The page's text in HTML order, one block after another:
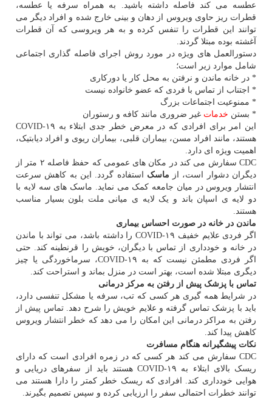
عطسه می کند فاصله داشته باشید. به همراه سرفه یا عطسه،
قطرات ریز حاوی ویروس از دهان و بینی خارج شده و افراد دیگر می
توانند این قطرات را تنفس کرده و به هر ویروسی که آن قطرات
آغشته بوده مبتلا گردند.
دستورالعمل های ویژه در مورد روش اجرای فاصله گذاری اجتماعی
شامل موارد زیر است؛
* در خانه ماندن و نرفتن به محل کار یا دورکاری
* اجتناب از تماس با فردی که عضو خانواده نیست
* ممنوعیت اجتماعات بزرگ
* بستن خدمات غیر ضروری مانند کافه و رستوران
این امر برای افرادی که در معرض خطر جدی ابتلاء به COVID-۱۹
هستند، مانند افراد مسن، بیماران قلبی، بیماران ریوی و افراد دیابتیک،
اهمیت ویژه ای دارد.
CDC سفارش می کند در مکان های عمومی که حفظ فاصله ۲ متر از
دیگران دشوار است، از
ماسک استفاده گردد. این به کاهش سرعت
انتشار ویروس در میان جامعه کمک می نماید. ماسک های سه لایه با
دو لایه ی اسپان باند و یک لایه ی میانی ملت بلون بسیار مناسب
هستند.
ماندن در خانه در صورت احساس بیماری
اگر فردی علایم خفیف COVID-۱۹ را داشته باشد، می تواند با ماندن
در خانه و خودداری از تماس با دیگران، خویش را قرنطینه کند. حتی
اگر فردی مطمئن نیست که به COVID-۱۹، سرماخوردگی یا چیز
دیگری مبتلا شده است، بهتر است در منزل بماند و استراحت کند.
تماس با پزشک پیش از رفتن به مرکز درمانی
در شرایط همه گیری هر کسی که تب، سرفه یا مشکل تنفسی دارد،
باید با پزشک تماس گرفته و علایم خویش را شرح دهد. تماس پیش از
رفتن به مراکز درمانی این امکان را می دهد که خطر انتشار ویروس
کاهش پیدا کند.
نکات پیشگیرانه هنگام مسافرت
CDC سفارش می کند هر کسی که در زمره افرادی است که دارای
ریسک بالای ابتلاء به COVID-۱۹ هستند باید از سفرهای دریایی و
هوایی خودداری کند. افرادی که ریسک خطر کمتر را دارا هستند می
توانند خطرات احتمالی سفر را ارزیابی کرده و سپس تصمیم بگیرند.